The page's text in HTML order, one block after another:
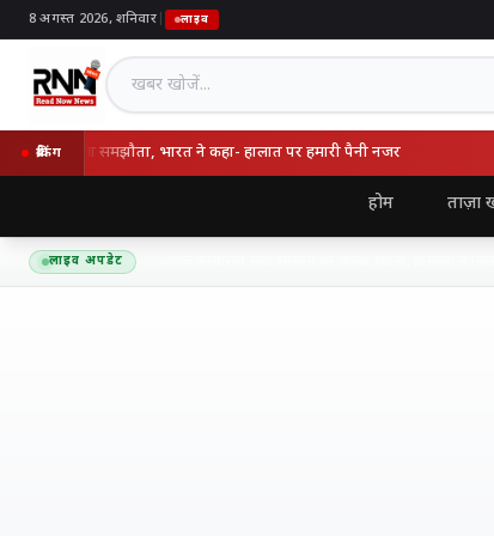
8 अगस्त 2026, शनिवार| लाइव
ब्रेकिंग
का रक्षा समझौता, भारत ने कहा- हालात पर हमारी पैनी नजर
होम ताज़ा
लाइव अपडेट
धाम के लिए शिव शक्ति कांवरिया सेवा समिति का जत्था रवाना, ग्रामीणों ने तिलक